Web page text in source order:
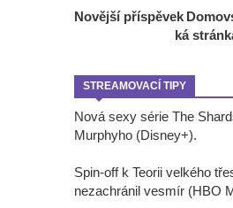
Novější příspěvek
ká
STREAMOVACÍ TIPY
Nová sexy série The
Murphyho (Disney+).
Spin-off k Teorii velkého
nezachránil vesmír (HBO